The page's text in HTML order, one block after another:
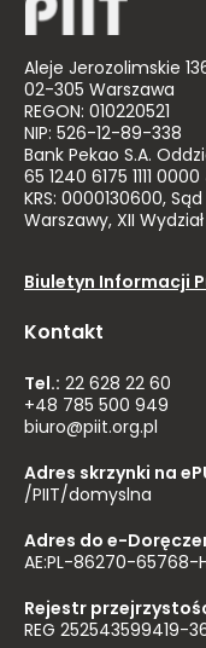
Aleje Jerozolimskie
02-305 Warszawa
REGON: 010220521
NIP: 526-12-89-338
Bank Pekao S.A.
65 1240 6175 1111
KRS: 0000130600,
Warszawy, XII
Biuletyn Informacji
Kontakt
Tel.: 22 628 22 60
+48 785 500 949
biuro@piit.org.pl
Adres skrzynki na
/PIIT/domyslna
Adres do e-
AE:PL-86270-65768-
Rejestr
REG 252543599419-